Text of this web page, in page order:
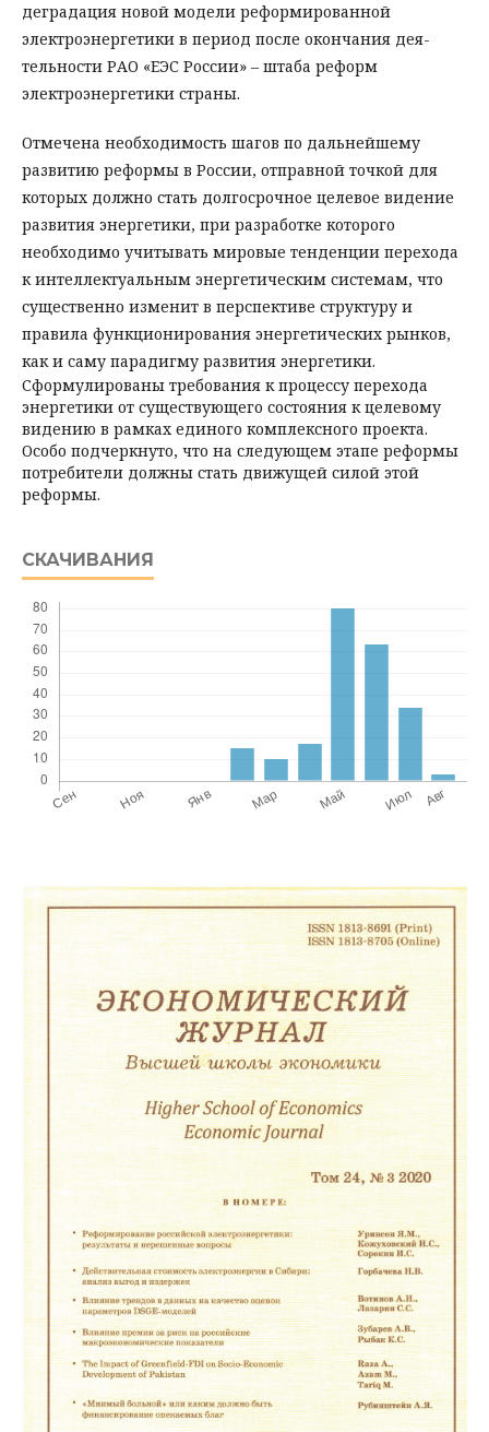
деградация новой модели реформированной
электроэнергетики в период после окончания дея­
тельности РАО «ЕЭС России» – штаба реформ
электроэнергетики страны.
Отмечена необходимость шагов по дальнейшему
развитию реформы в России, отправной точкой для
которых должно стать долгосрочное целевое видение
развития энергетики, при разработке которого
необходимо учитывать мировые тенденции перехода
к интеллектуальным энергетическим системам, что
существенно изменит в перспективе структуру и
правила функционирования энергетических рынков,
как и саму парадигму развития энергетики.
Сформулированы требования к процессу перехода
энергетики от существующего состояния к целевому
видению в рамках единого комплексного проекта.
Особо подчеркнуто, что на следующем этапе реформы
потребители должны стать движущей силой этой
реформы.
СКАЧИВАНИЯ